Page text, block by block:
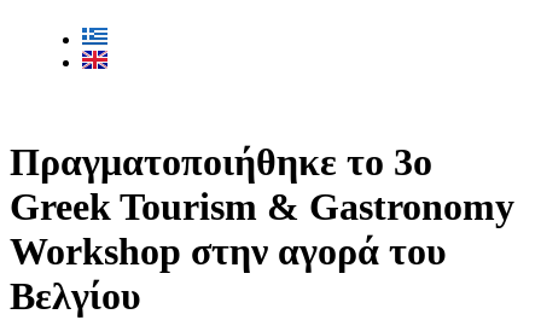
Πραγματοποιήθηκε το 3ο
Greek Tourism & Gastronomy
Workshop στην αγορά του
Βελγίου